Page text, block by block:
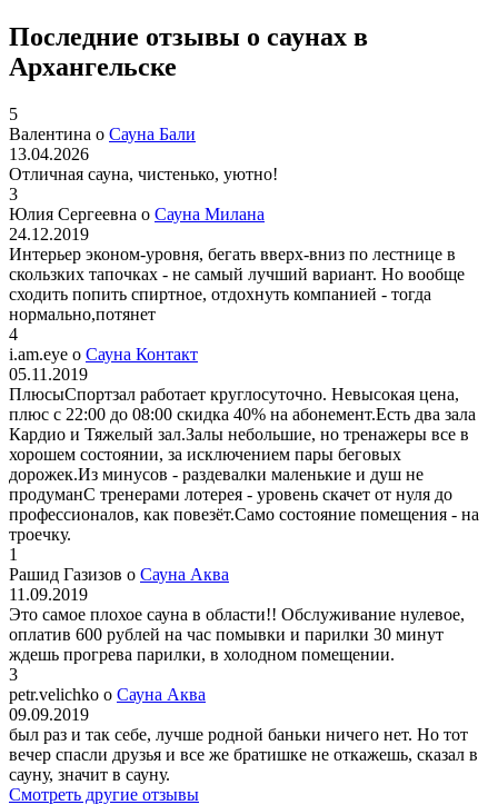
Последние отзывы о саунах в
Архангельске
5
Валентина о Сауна Бали
13.04.2026
Отличная сауна, чистенько, уютно!
3
Юлия Сергеевна о Сауна Милана
24.12.2019
Интерьер эконом-уровня, бегать вверх-вниз по лестнице в
скользких тапочках - не самый лучший вариант. Но вообще
сходить попить спиртное, отдохнуть компанией - тогда
нормально,потянет
4
i.am.eye о Сауна Контакт
05.11.2019
ПлюсыСпортзал работает круглосуточно. Невысокая цена,
плюс с 22:00 до 08:00 скидка 40% на абонемент.Есть два зала
Кардио и Тяжелый зал.Залы небольшие, но тренажеры все в
хорошем состоянии, за исключением пары беговых
дорожек.Из минусов - раздевалки маленькие и душ не
продуманС тренерами лотерея - уровень скачет от нуля до
профессионалов, как повезёт.Само состояние помещения - на
троечку.
1
Рашид Газизов о Сауна Аква
11.09.2019
Это самое плохое сауна в области!! Обслуживание нулевое,
оплатив 600 рублей на час помывки и парилки 30 минут
ждешь прогрева парилки, в холодном помещении.
3
petr.velichko о Сауна Аква
09.09.2019
был раз и так себе, лучше родной баньки ничего нет. Но тот
вечер спасли друзья и все же братишке не откажешь, сказал в
сауну, значит в сауну.
Смотреть другие отзывы